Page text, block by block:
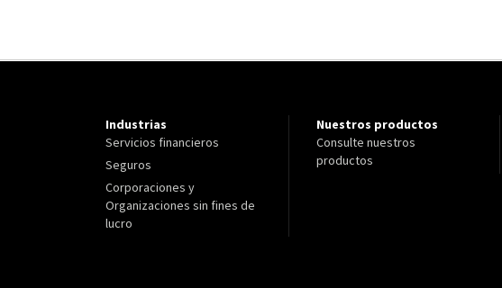
Industrias
Servicios financieros
Seguros
Corporaciones y
Organizaciones sin fines de
lucro
Nuestros productos
Consulte nuestros
productos